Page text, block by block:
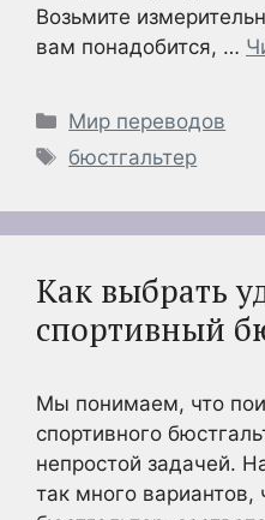
Возьмите
вам понадобится, …
Рубрики
Мир переводов
Метки
бюстгальтер
Как выбрать
спортивный
Мы понимаем, что
спортивного
непростой задачей.
так много